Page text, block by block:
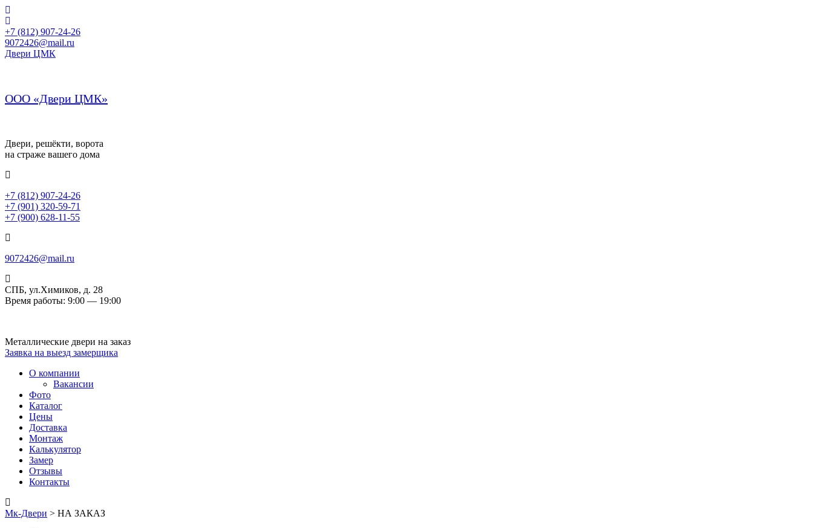
+7 (812) 907-24-26
9072426@mail.ru
Двери ЦМК
ООО «Двери ЦМК»
Двери, решёкти, ворота
на страже вашего дома
+7 (812) 907-24-26
+7 (901) 320-59-71
+7 (900) 628-11-55
9072426@mail.ru
СПБ, ул.Химиков, д. 28
Время работы: 9:00 — 19:00
Металлические двери на заказ
Заявка на выезд замерщика
О компании
Вакансии
Фото
Каталог
Цены
Доставка
Монтаж
Калькулятор
Замер
Отзывы
Контакты
Мк-Двери > НА ЗАКАЗ